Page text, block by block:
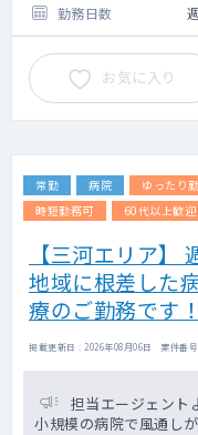
勤務日数
お気に入り
常勤 病院 ゆったり
時短勤務可
60代以上歓迎
【三河エリア】
地域に根差した
療のご勤務です！
掲載更新日 : 2026年08月06日 案件番
担当エージェント
小規模の病院で風通し